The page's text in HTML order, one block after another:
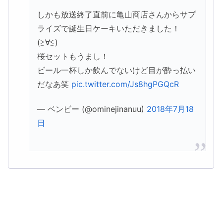
しかも放送終了直前に亀山商店さんからサプ
ライズで誕生日ケーキいただきました！
(≧∀≦)
桜セットもうまし！
ビール一杯しか飲んでないけど目が酔っ払い
だなあ笑 pic.twitter.com/Js8hgPGQcR
— ベンビー (@ominejinanuu) 2018年7月18
日